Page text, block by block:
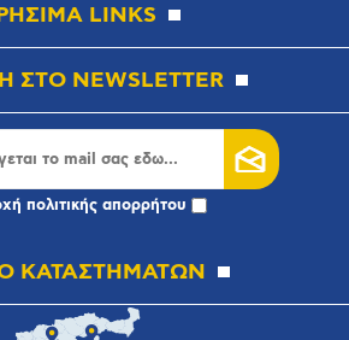
LINKS
ΣΤΟ NEWSLETTER
πολιτικής απορρήτου
ΚΑΤΑΣΤΗΜΑΤΩΝ